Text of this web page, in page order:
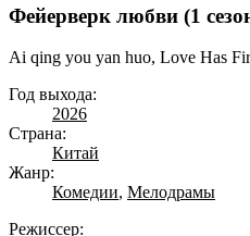
Фейерверк любви (1
Ai qing you yan huo, Love Has
Год выхода:
2026
Страна:
Китай
Жанр:
Комедии, Мелодрамы
Режиссер: